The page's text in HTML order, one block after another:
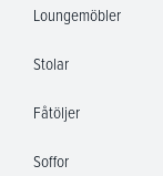
Loungemöbler
Stolar
Fåtöljer
Soffor